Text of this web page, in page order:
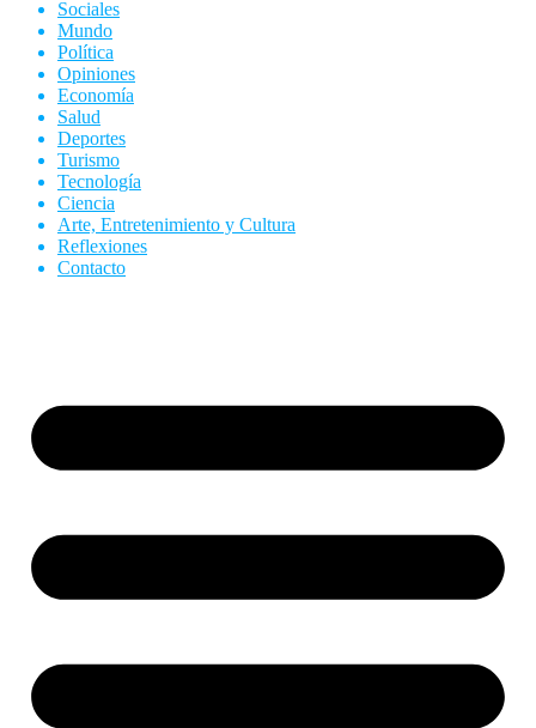
Sociales
Mundo
Política
Opiniones
Economía
Salud
Deportes
Turismo
Tecnología
Ciencia
Arte, Entretenimiento y Cultura
Reflexiones
Contacto